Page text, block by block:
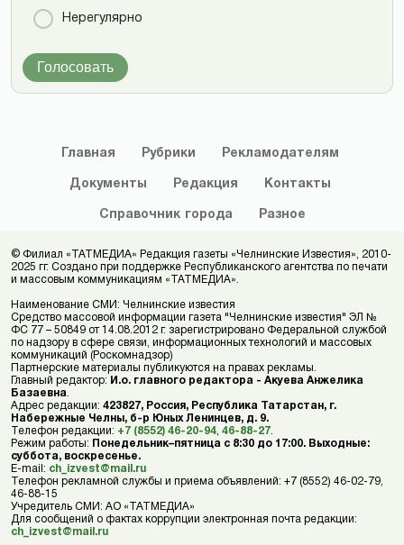
Нерегулярно
Голосовать
Главная Рубрики Рекламодателям
Документы Редакция Контакты
Справочник города Разное
© Филиал «ТАТМЕДИА» Редакция газеты «Челнинские Известия», 2010-
2025 гг. Создано при поддержке Республиканского агентства по печати
и массовым коммуникациям «ТАТМЕДИА».
Наименование СМИ: Челнинские известия
Средство массовой информации газета "Челнинские известия" ЭЛ №
ФС 77 – 50849 от 14.08.2012 г. зарегистрировано Федеральной службой
по надзору в сфере связи, информационных технологий и массовых
коммуникаций (Роскомнадзор)
Партнерские материалы публикуются на правах рекламы.
Главный редактор: И.о. главного редактора - Акуева Анжелика
Базаевна
Адрес редакции: 423827, Россия, Республика Татарстан, г.
Набережные Челны, б-р Юных Ленинцев, д. 9.
Телефон редакции: +7 (8552) 46-20-94 46-88-27
Режим работы: Понедельник–пятница с 8:30 до 17:00. Выходные:
суббота, воскресенье.
E-mail: ch_izvest@mail.ru
Телефон рекламной службы и приема объявлений: +7 (8552) 46-02-79,
46-88-15
Учредитель СМИ: АО «ТАТМЕДИА»
Для сообщений о фактах коррупции электронная почта редакции:
ch_izvest@mail.ru